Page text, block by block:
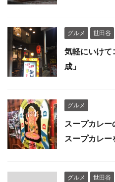
グルメ 世田谷
気軽にいけて
成」
グルメ
スープカレー
スープカレー
グルメ 世田谷